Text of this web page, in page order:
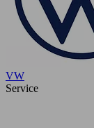
VW
Service